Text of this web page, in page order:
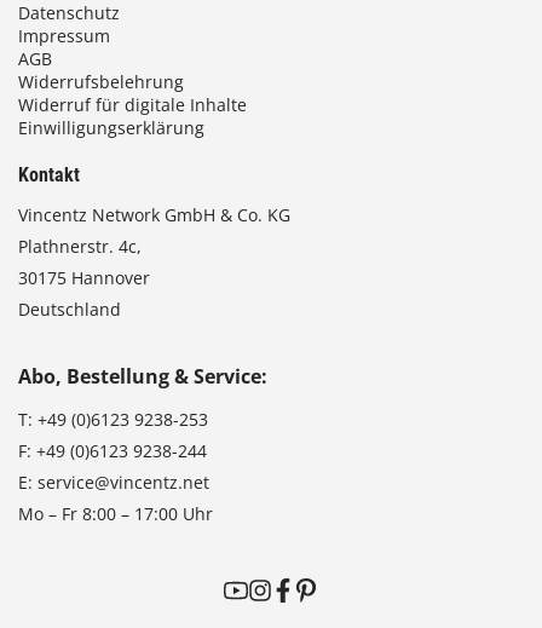
Datenschutz
Impressum
AGB
Widerrufsbelehrung
Widerruf für digitale Inhalte
Einwilligungserklärung
Kontakt
Vincentz Network GmbH & Co. KG
Plathnerstr. 4c,
30175 Hannover
Deutschland
Abo, Bestellung & Service:
T: +49 (0)6123 9238-253
F: +49 (0)6123 9238-244
E: service@vincentz.net
Mo – Fr 8:00 – 17:00 Uhr